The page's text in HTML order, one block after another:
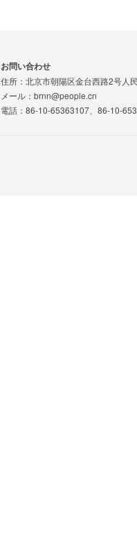
お問い合わせ
住所：北京市朝陽区金台西路2号人
メール：brnn@people.cn
電話：86-10-65363107、86-10-